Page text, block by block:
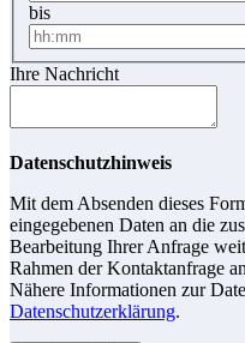
bis
Ihre Nachricht
Datenschutzhinweis
Mit dem Absenden dieses
eingegebenen Daten an die
Bearbeitung Ihrer Anfrage
Rahmen der Kontaktanfrage
Nähere Informationen zur
Datenschutzerklärung.